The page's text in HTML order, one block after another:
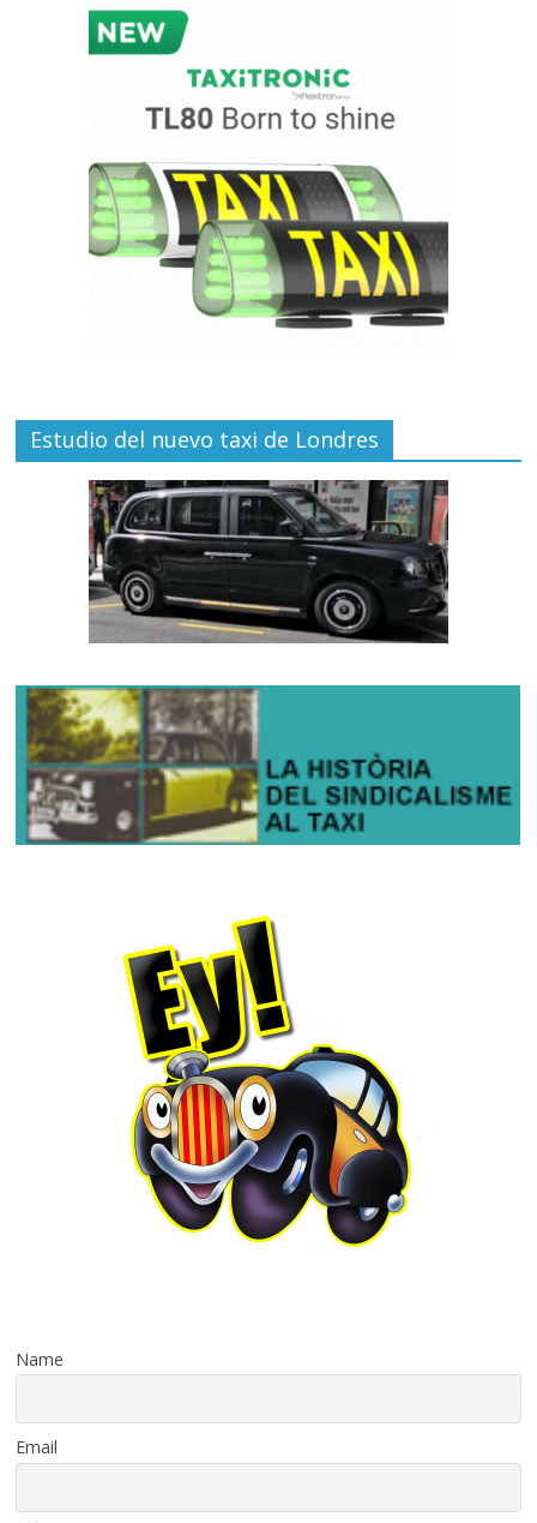
Estudio del nuevo taxi de Londres
Name
Email